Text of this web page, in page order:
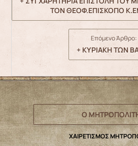
ΤΟΝ ΘΕΟΦ.ΕΠΙΣΚΟΠΟ
Επόμενο Άρθρο:
+ ΚΥΡΙΑΚΗ ΤΩΝ
Ο
ΧΑΙΡΕΤΙΣΜΟΣ